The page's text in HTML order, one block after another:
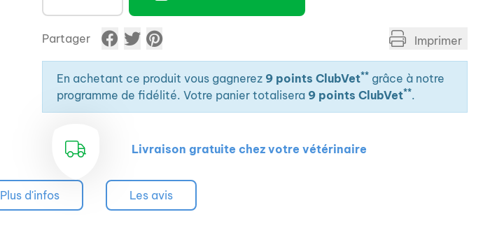
Partager Imprimer
En achetant ce produit vous gagnerez 9 points ClubVet** grâce à notre
programme de fidélité. Votre panier totalisera 9 points ClubVet**.
Livraison gratuite chez votre vétérinaire
Plus d'infos Les avis